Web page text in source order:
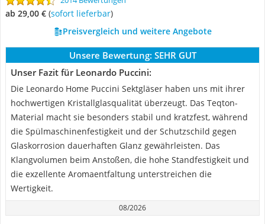
ab 29,00 € ( Sofort lieferbar)
Preisvergleich und weitere Angebote
Unsere Bewertung: SEHR GUT
Unser Fazit für Leonardo Puccini:
Die Leonardo Home Puccini Sektgläser haben uns mit ihrer
hochwertigen Kristallglasqualität überzeugt. Das Teqton-
Material macht sie besonders stabil und kratzfest, während
die Spülmaschinenfestigkeit und der Schutzschild gegen
Glaskorrosion dauerhaften Glanz gewährleisten. Das
Klangvolumen beim Anstoßen, die hohe Standfestigkeit und
die exzellente Aromaentfaltung unterstreichen die
Wertigkeit.
08/2026